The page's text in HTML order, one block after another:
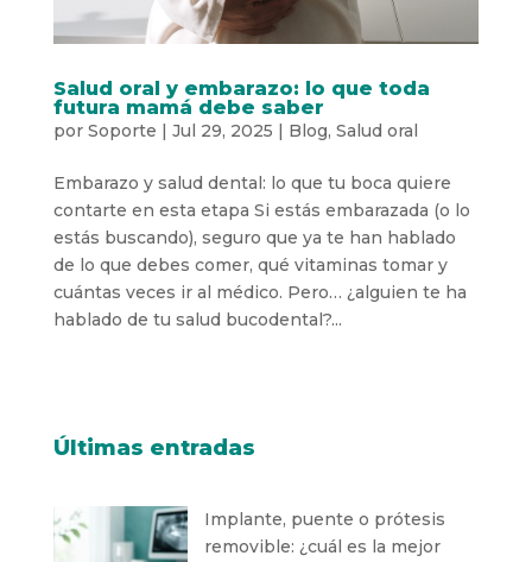
Salud oral y embarazo: lo que toda
futura mamá debe saber
por Soporte | Jul 29, 2025 | Blog, Salud oral
Embarazo y salud dental: lo que tu boca quiere
contarte en esta etapa Si estás embarazada (o lo
estás buscando), seguro que ya te han hablado
de lo que debes comer, qué vitaminas tomar y
cuántas veces ir al médico. Pero… ¿alguien te ha
hablado de tu salud bucodental?...
Últimas entradas
Implante, puente o prótesis
removible: ¿cuál es la mejor